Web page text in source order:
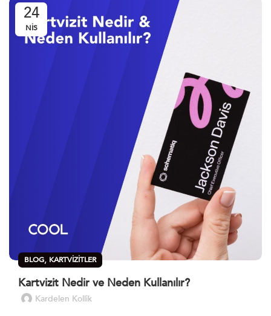
24
NIS
BLOG, KARTVIZITLER
Kartvizit Nedir ve Neden Kullanılır?
Kardelen Kollik